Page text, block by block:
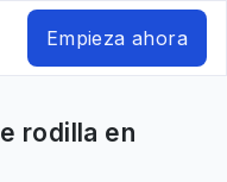
Empieza ahora
rodilla en